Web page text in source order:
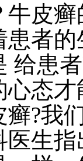
皮
者
给患
态
?我
指